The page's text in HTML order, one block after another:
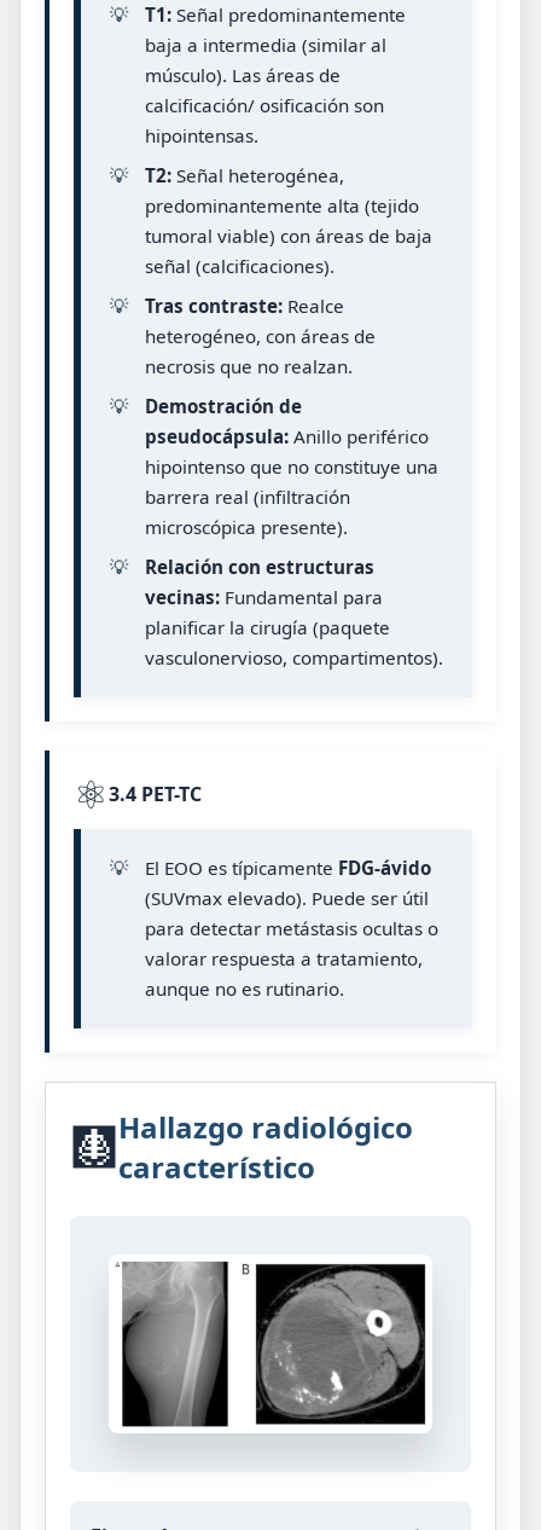
💡 T1:Señal predominantemente
baja a intermedia (similar al
músculo). Las áreas de
calcificación/ osificación son
hipointensas.
💡
T2:Señal heterogénea,
predominantemente alta (tejido
tumoral viable) con áreas de baja
señal (calcificaciones).
💡
Tras contraste:Realce
heterogéneo, con áreas de
necrosis que no realzan.
💡
Demostración de
pseudocápsula:Anillo periférico
hipointenso que no constituye una
barrera real (infiltración
microscópica presente).
💡
Relación con estructuras
vecinas:Fundamental para
planificar la cirugía (paquete
vasculonervioso, compartimentos).
⚛️3.4 PET-TC
💡 El EOO es típicamente FDG-ávido
(SUVmax elevado). Puede ser útil
para detectar metástasis ocultas o
valorar respuesta a tratamiento,
aunque no es rutinario.
🩻Hallazgo radiológico
característico